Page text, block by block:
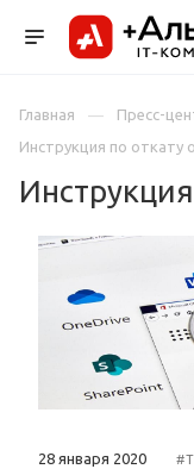
Главная Пресс-
Инструкция по откату
28 января 2020